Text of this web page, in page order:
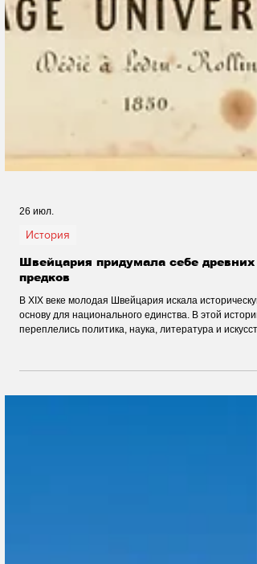
26 июл.
История
предков
В XIX веке молодая Швейцария искала историческую
а прошлое страны постепенно обрело новый образ.